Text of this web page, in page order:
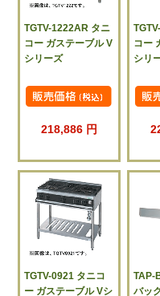
TGTV-1222AR タニ
コー ガステーブル V
シリーズ
218,886 円
コー
シリ
TGTV-0921 タニコ
ー ガステーブル Vシ
TAP-
バッ